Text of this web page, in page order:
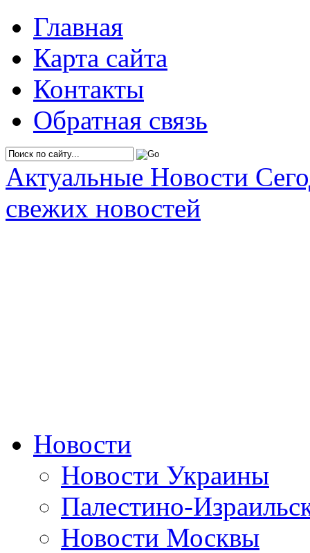
Главная
Карта сайта
Контакты
Обратная связь
Актуальные Новости
свежих новостей
Новости
Новости Украины
Палестино-
Новости Москвы